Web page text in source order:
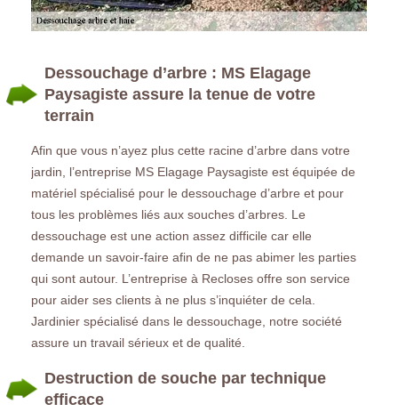
Dessouchage d’arbre : MS Elagage
Paysagiste assure la tenue de votre
terrain
Afin que vous n’ayez plus cette racine d’arbre dans votre
jardin, l’entreprise MS Elagage Paysagiste est équipée de
matériel spécialisé pour le dessouchage d’arbre et pour
tous les problèmes liés aux souches d’arbres. Le
dessouchage est une action assez difficile car elle
demande un savoir-faire afin de ne pas abimer les parties
qui sont autour. L’entreprise à Recloses offre son service
pour aider ses clients à ne plus s’inquiéter de cela.
Jardinier spécialisé dans le dessouchage, notre société
assure un travail sérieux et de qualité.
Destruction de souche par technique
efficace